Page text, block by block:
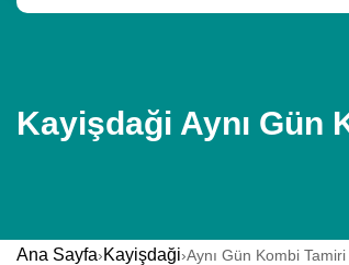
Kayişdaği Aynı Gün
Ana Sayfa›Kayişdaği›Aynı Gün Kombi Tamiri